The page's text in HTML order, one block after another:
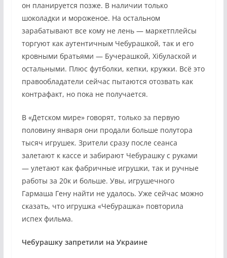
он планируется позже. В наличии только
шоколадки и мороженое. На остальном
зарабатывают все кому не лень — маркетплейсы
торгуют как аутентичным Чебурашкой, так и его
кровными братьями — Бучерашкой, Xiбулаской и
остальными. Плюс футболки, кепки, кружки. Всё это
правообладатели сейчас пытаются отозвать как
контрафакт, но пока не получается.
В «Детском мире» говорят, только за первую
половину января они продали больше полутора
тысяч игрушек. Зрители сразу после сеанса
залетают к кассе и забирают Чебурашку с руками
— улетают как фабричные игрушки, так и ручные
работы за 20к и больше. Увы, игрушечного
Гармаша Гену найти не удалось. Уже сейчас можно
сказать, что игрушка «Чебурашка» повторила
испех фильма.
Чебурашку запретили на Украине